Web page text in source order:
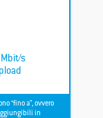
Mbit/s
“fino a”, ovvero
in